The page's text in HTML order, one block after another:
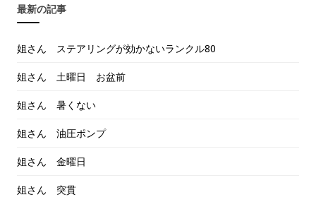
最新の記事
姐さん ステアリングが効かないランクル80
姐さん 土曜日 お盆前
姐さん 暑くない
姐さん 油圧ポンプ
姐さん 金曜日
姐さん 突貫